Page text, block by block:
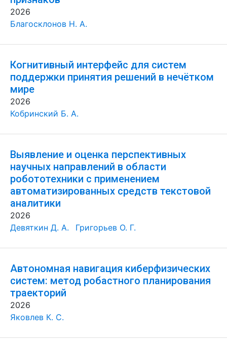
2026
Благосклонов Н. А.
Когнитивный интерфейс для систем
поддержки принятия решений в нечётком
мире
2026
Кобринский Б. А.
Выявление и оценка перспективных
научных направлений в области
робототехники с применением
автоматизированных средств текстовой
аналитики
2026
Девяткин Д. А.
Григорьев О. Г.
Автономная навигация киберфизических
систем: метод робастного планирования
траекторий
2026
Яковлев К. С.